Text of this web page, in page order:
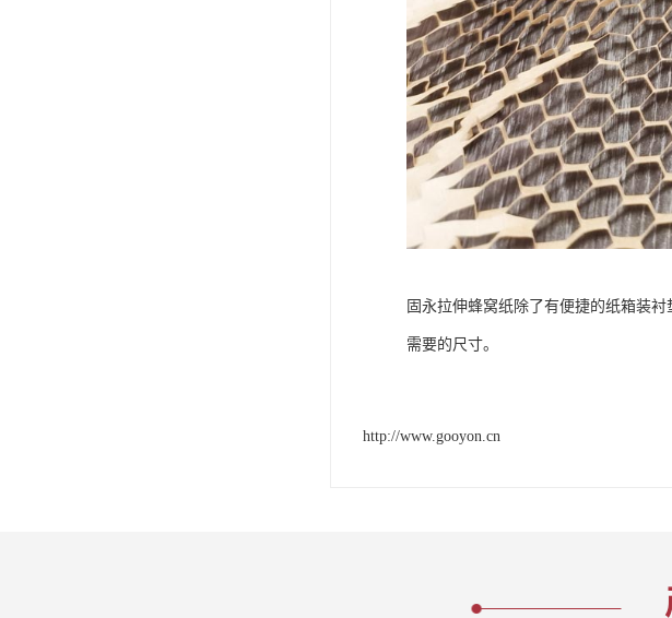
固永拉伸蜂窝纸除了有便捷的纸箱装
需要的尺寸。
http://www.gooyon.cn